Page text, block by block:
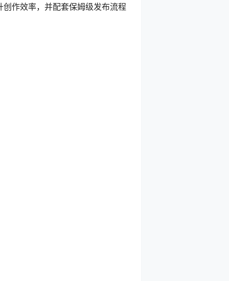
作效率，并配套保姆级发布流程